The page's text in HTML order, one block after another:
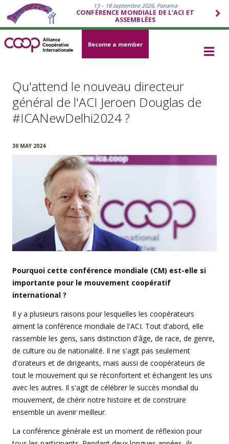
13 – 18 septembre 2026, Panama
CONFÉRENCE MONDIALE DE L’ACI ET
ASSEMBLÉES
Become a member
Qu'attend le nouveau directeur
général de l'ACI Jeroen Douglas de
#ICANewDelhi2024 ?
30 MAY 2024
Pourquoi cette conférence mondiale (CM) est-elle si
importante pour le mouvement coopératif
international ?
Il y a plusieurs raisons pour lesquelles les coopérateurs
aiment la conférence mondiale de l'ACI. Tout d'abord, elle
rassemble les gens, sans distinction d'âge, de race, de genre,
de culture ou de nationalité. Il ne s'agit pas seulement
d'orateurs et de dirigeants, mais aussi de coopérateurs de
tout le mouvement qui se réconfortent et échangent les uns
avec les autres. Il s'agit de célébrer le succès mondial du
mouvement, de chérir notre histoire et de construire
ensemble un avenir meilleur.
La conférence générale est un moment de réflexion pour